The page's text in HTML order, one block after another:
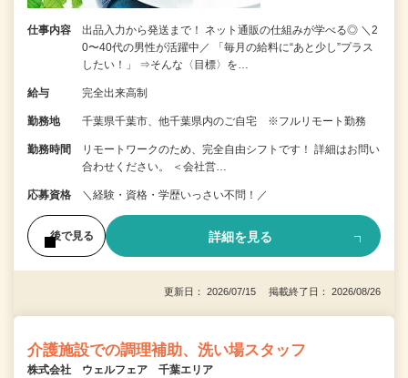
仕事内容
出品入力から発送まで！ ネット通販の仕組みが学べる◎ ＼2
0〜40代の男性が活躍中／ 「毎月の給料に“あと少し”プラス
したい！」 ⇒そんな〈目標〉を…
給与 完全出来高制
勤務地 千葉県千葉市、他千葉県内のご自宅 ※フルリモート勤務
勤務時間
リモートワークのため、完全自由シフトです！ 詳細はお問い
合わせください。 ＜会社営…
応募資格 ＼経験・資格・学歴いっさい不問！／
後で見る 詳細を見る
更新日： 2026/07/15 掲載終了日： 2026/08/26
介護施設での調理補助、洗い場スタッフ
株式会社 ウェルフェア 千葉エリア